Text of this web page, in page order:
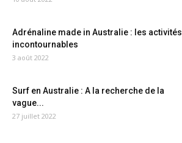
Adrénaline made in Australie : les activités
incontournables
3 août 2022
Surf en Australie : A la recherche de la
vague...
27 juillet 2022